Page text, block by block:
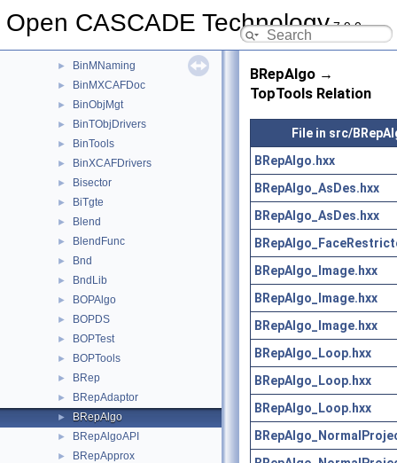
Open CASCADE Technology7.9.0
BinMDocStd
► BinMNaming
► BinMXCAFDoc
► BinObjMgt
► BinTObjDrivers
► BinTools
► BinXCAFDrivers
► Bisector
► BiTgte
► Blend
► BlendFunc
► Bnd
► BndLib
► BOPAlgo
► BOPDS
► BOPTest
► BOPTools
► BRep
► BRepAdaptor
► BRepAlgo
► BRepAlgoAPI
► BRepApprox
BRepAlgo →
TopTools Relation
File in src/
BRepAlgo.hxx
BRepAlgo_AsDes.hxx
BRepAlgo_AsDes.hxx
BRepAlgo_Image.hxx
BRepAlgo_Image.hxx
BRepAlgo_Image.hxx
BRepAlgo_Loop.hxx
BRepAlgo_Loop.hxx
BRepAlgo_Loop.hxx